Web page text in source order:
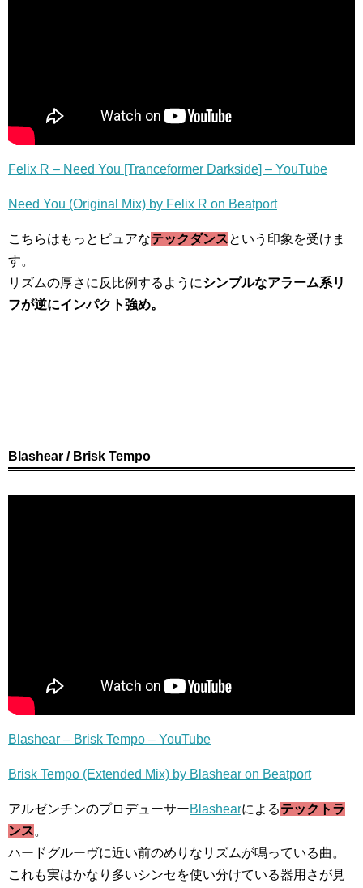
Felix R – Need You [Tranceformer Darkside] – YouTube
Need You (Original Mix) by Felix R on Beatport
こちらはもっとピュアなテックダンスという印象を受けま
す。
リズムの厚さに反比例するようにシンプルなアラーム系リ
フが逆にインパクト強め。
Blashear / Brisk Tempo
Blashear – Brisk Tempo – YouTube
Brisk Tempo (Extended Mix) by Blashear on Beatport
アルゼンチンのプロデューサーBlashearによるテックトラ
ンス。
ハードグルーヴに近い前のめりなリズムが鳴っている曲。
これも実はかなり多いシンセを使い分けている器用さが見